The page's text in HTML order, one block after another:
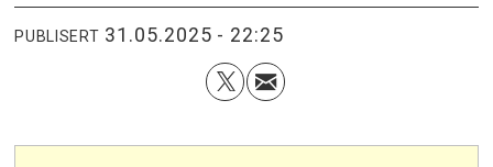
PUBLISERT 31.05.2025 - 22:25